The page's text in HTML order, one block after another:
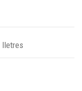
lletres